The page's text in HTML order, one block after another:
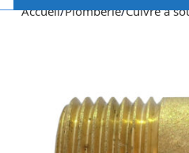
Accueil Plomberie Cuivre à